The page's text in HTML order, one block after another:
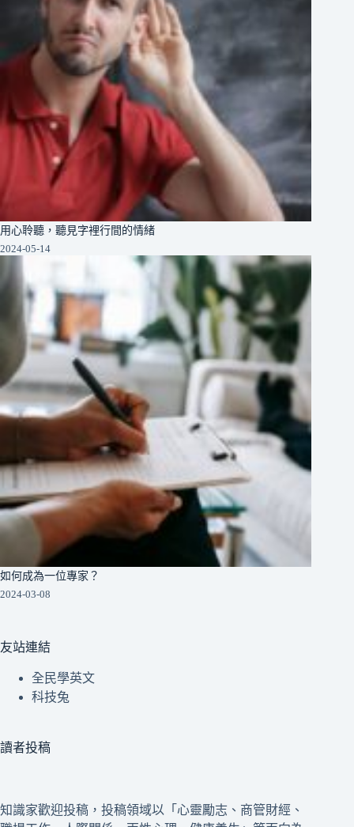
用心聆聽，聽見字裡行間的情緒
2024-05-14
如何成為一位專家？
2024-03-08
友站連結
全民學英文
科技兔
讀者投稿
知識家歡迎投稿，投稿領域以「心靈勵志、商管財經、